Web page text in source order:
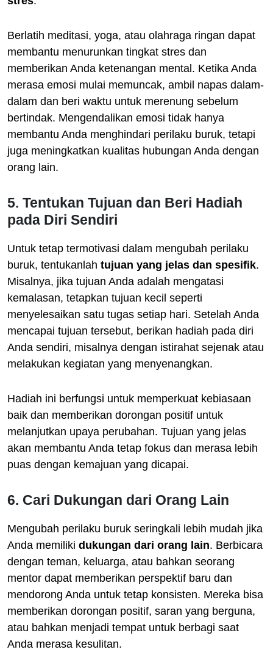
Berlatih meditasi, yoga, atau olahraga ringan dapat
membantu menurunkan tingkat stres dan
memberikan Anda ketenangan mental. Ketika Anda
merasa emosi mulai memuncak, ambil napas dalam-
dalam dan beri waktu untuk merenung sebelum
bertindak. Mengendalikan emosi tidak hanya
membantu Anda menghindari perilaku buruk, tetapi
juga meningkatkan kualitas hubungan Anda dengan
orang lain.
5. Tentukan Tujuan dan Beri Hadiah
pada Diri Sendiri
Untuk tetap termotivasi dalam mengubah perilaku
buruk, tentukanlah tujuan yang jelas dan spesifik.
Misalnya, jika tujuan Anda adalah mengatasi
kemalasan, tetapkan tujuan kecil seperti
menyelesaikan satu tugas setiap hari. Setelah Anda
mencapai tujuan tersebut, berikan hadiah pada diri
Anda sendiri, misalnya dengan istirahat sejenak atau
melakukan kegiatan yang menyenangkan.
Hadiah ini berfungsi untuk memperkuat kebiasaan
baik dan memberikan dorongan positif untuk
melanjutkan upaya perubahan. Tujuan yang jelas
akan membantu Anda tetap fokus dan merasa lebih
puas dengan kemajuan yang dicapai.
6. Cari Dukungan dari Orang Lain
Mengubah perilaku buruk seringkali lebih mudah jika
Anda memiliki dukungan dari orang lain. Berbicara
dengan teman, keluarga, atau bahkan seorang
mentor dapat memberikan perspektif baru dan
mendorong Anda untuk tetap konsisten. Mereka bisa
memberikan dorongan positif, saran yang berguna,
atau bahkan menjadi tempat untuk berbagi saat
Anda merasa kesulitan.